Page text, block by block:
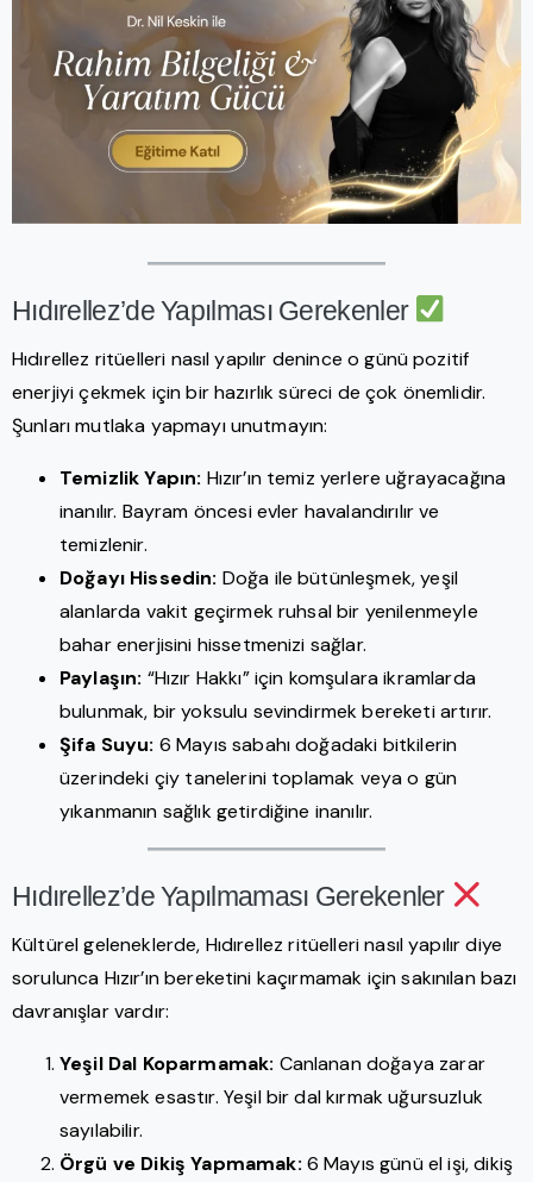
Hıdırellez’de Yapılması Gerekenler
Hıdırellez ritüelleri nasıl yapılır denince o günü pozitif
enerjiyi çekmek için bir hazırlık süreci de çok önemlidir.
Şunları mutlaka yapmayı unutmayın:
Temizlik Yapın: Hızır’ın temiz yerlere uğrayacağına
inanılır. Bayram öncesi evler havalandırılır ve
temizlenir.
Doğayı Hissedin: Doğa ile bütünleşmek, yeşil
alanlarda vakit geçirmek ruhsal bir yenilenmeyle
bahar enerjisini hissetmenizi sağlar.
Paylaşın: “Hızır Hakkı” için komşulara ikramlarda
bulunmak, bir yoksulu sevindirmek bereketi artırır.
Şifa Suyu: 6 Mayıs sabahı doğadaki bitkilerin
üzerindeki çiy tanelerini toplamak veya o gün
yıkanmanın sağlık getirdiğine inanılır.
Hıdırellez’de Yapılmaması Gerekenler
Kültürel geleneklerde, Hıdırellez ritüelleri nasıl yapılır diye
sorulunca Hızır’ın bereketini kaçırmamak için sakınılan bazı
davranışlar vardır:
Yeşil Dal Koparmamak: Canlanan doğaya zarar
vermemek esastır. Yeşil bir dal kırmak uğursuzluk
sayılabilir.
Örgü ve Dikiş Yapmamak: 6 Mayıs günü el işi, dikiş